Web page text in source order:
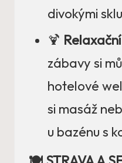
divokými
🍹
zábavy si
hotelové
si masáž
u bazénu s